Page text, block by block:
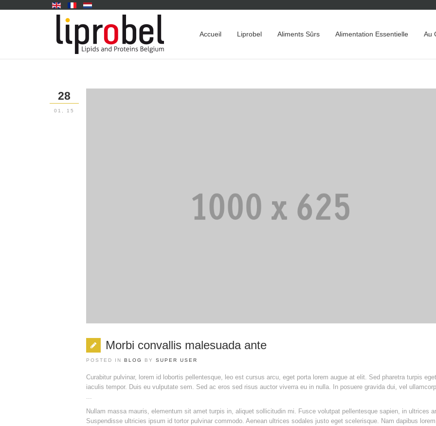
Accueil Liprobel Aliments Sûrs Alimentation Essentielle Au
Morbi convallis malesuada ante
POSTED IN BLOG BY SUPER USER
Curabitur pulvinar, lorem id lobortis pellentesque, leo est cursus arcu, eget porta lorem augue at elit. Sed pharetra turpis
iaculis tempor. Duis eu vulputate sem. Sed ac eros sed risus auctor viverra eu in nulla. In posuere gravida dui, vel
Nullam massa mauris, elementum sit amet turpis in, aliquet sollicitudin mi. Fusce volutpat pellentesque sapien, in ultrices
Suspendisse ultricies ipsum id tortor pulvinar commodo. Aenean ultrices sodales justo eget scelerisque. Nam dapibus
28
01, 15